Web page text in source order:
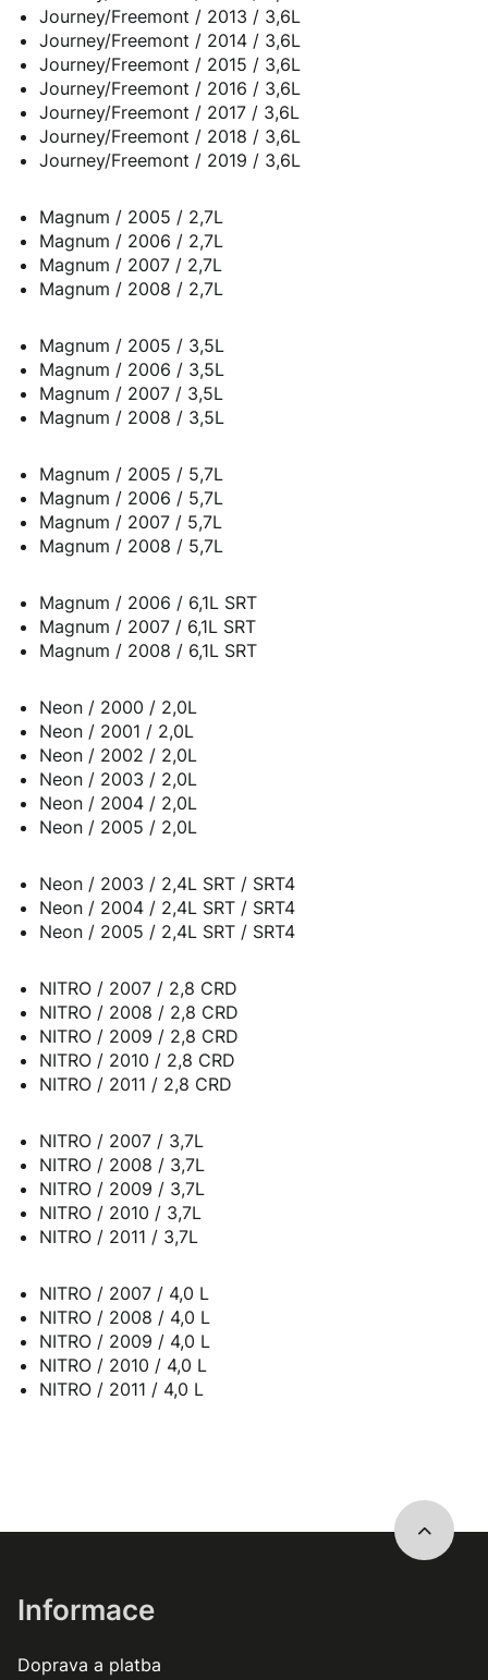
Journey/Freemont / 2013 / 3,6L
Journey/Freemont / 2014 / 3,6L
Journey/Freemont / 2015 / 3,6L
Journey/Freemont / 2016 / 3,6L
Journey/Freemont / 2017 / 3,6L
Journey/Freemont / 2018 / 3,6L
Journey/Freemont / 2019 / 3,6L
Magnum / 2005 / 2,7L
Magnum / 2006 / 2,7L
Magnum / 2007 / 2,7L
Magnum / 2008 / 2,7L
Magnum / 2005 / 3,5L
Magnum / 2006 / 3,5L
Magnum / 2007 / 3,5L
Magnum / 2008 / 3,5L
Magnum / 2005 / 5,7L
Magnum / 2006 / 5,7L
Magnum / 2007 / 5,7L
Magnum / 2008 / 5,7L
Magnum / 2006 / 6,1L SRT
Magnum / 2007 / 6,1L SRT
Magnum / 2008 / 6,1L SRT
Neon / 2000 / 2,0L
Neon / 2001 / 2,0L
Neon / 2002 / 2,0L
Neon / 2003 / 2,0L
Neon / 2004 / 2,0L
Neon / 2005 / 2,0L
Neon / 2003 / 2,4L SRT / SRT4
Neon / 2004 / 2,4L SRT / SRT4
Neon / 2005 / 2,4L SRT / SRT4
NITRO / 2007 / 2,8 CRD
NITRO / 2008 / 2,8 CRD
NITRO / 2009 / 2,8 CRD
NITRO / 2010 / 2,8 CRD
NITRO / 2011 / 2,8 CRD
NITRO / 2007 / 3,7L
NITRO / 2008 / 3,7L
NITRO / 2009 / 3,7L
NITRO / 2010 / 3,7L
NITRO / 2011 / 3,7L
NITRO / 2007 / 4,0 L
NITRO / 2008 / 4,0 L
NITRO / 2009 / 4,0 L
NITRO / 2010 / 4,0 L
NITRO / 2011 / 4,0 L
Informace
Doprava a platba